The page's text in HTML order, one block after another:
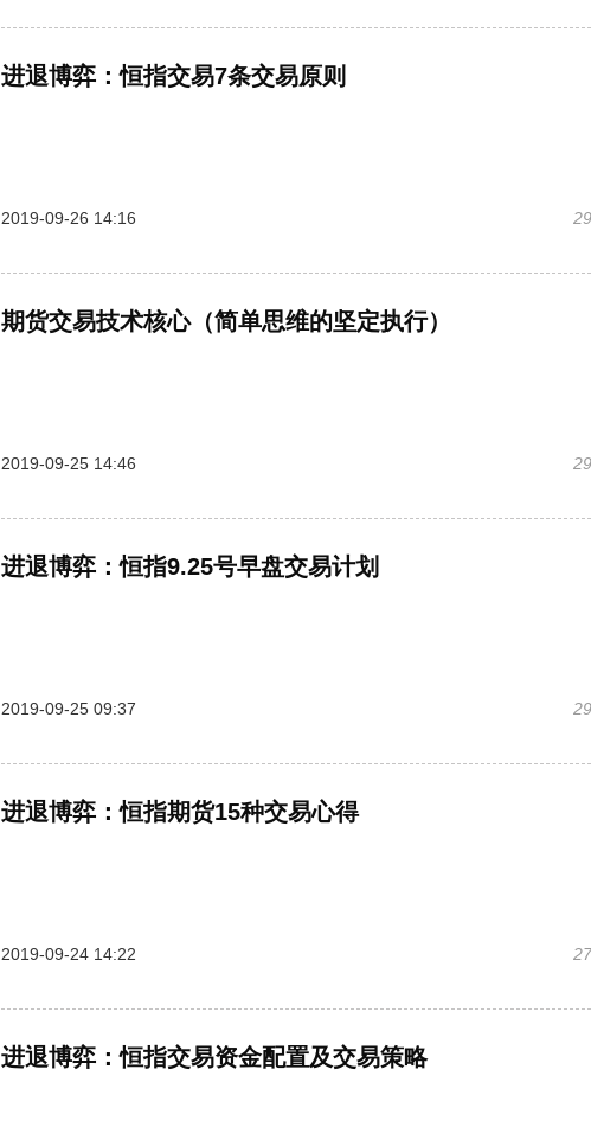
进退博弈：恒指交易7条交易原则
2019-09-26 14:16
期货交易技术核心（简单思维的坚定执行）
2019-09-25 14:46
进退博弈：恒指9.25号早盘交易计划
2019-09-25 09:37
进退博弈：恒指期货15种交易心得
2019-09-24 14:22
进退博弈：恒指交易资金配置及交易策略